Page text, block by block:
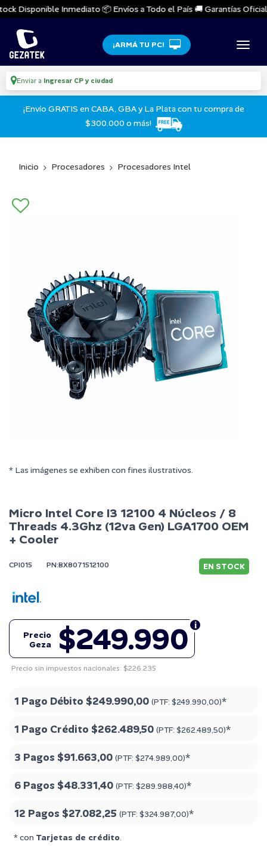
Disponible Inmediato 📦 Envíos a Todo el País 🚚 Garantías
¡ARMÁ TU PC!
Enviar a Ingresar CP y ciudad
¡Envío GRATIS en CABA, GBA y La Plata con tu compra de
$300.000 o más!
Inicio Procesadores Procesadores Intel
* Las imágenes se exhiben con fines ilustrativos.
Micro Intel Core I3 12100 4 Núcleos / 8
Threads 4.3Ghz (12va Gen) LGA1700 OEM
+ Cooler
CPI015 PN:BX8071512100 EN STOCK
$249.990
Precio
Geza
Precio sin impuestos nacionales: $226.235
1 Pago Débito $249.990,00 (PTF: $249.990,00)*
1 Pago Crédito $262.489,50 (PTF: $262.489,50)*
3 Pagos $91.663,00 (PTF: $274.989,00)*
6 Pagos $48.331,40 (PTF: $289.988,40)*
12 Pagos $27.082,25 (PTF: $324.987,00)*
* con Tarjetas de crédito.